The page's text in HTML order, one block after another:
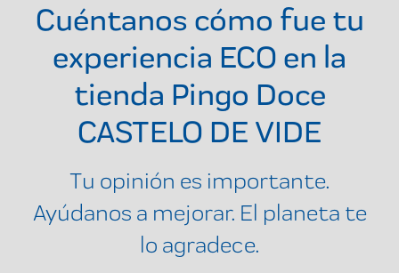
Cuéntanos cómo fue tu
experiencia ECO en la
tienda Pingo Doce
CASTELO DE VIDE
Tu opinión es importante.
Ayúdanos a mejorar. El planeta te
lo agradece.